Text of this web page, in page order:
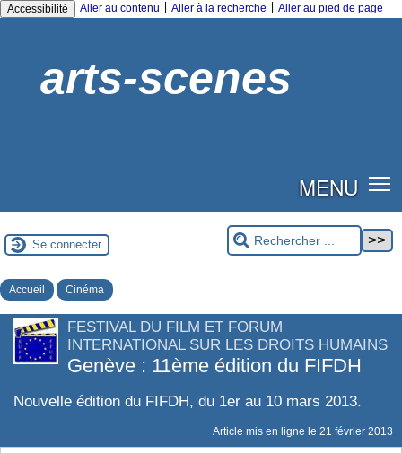
Accessibilité Aller au contenu Aller à la recherche Aller au pied de page
arts-scenes
MENU
Se connecter
Accueil Cinéma
FESTIVAL DU FILM ET FORUM
INTERNATIONAL SUR LES DROITS HUMAINS
Genève : 11ème édition du FIFDH
Nouvelle édition du FIFDH, du 1er au 10 mars 2013.
Article mis en ligne le 21 février 2013